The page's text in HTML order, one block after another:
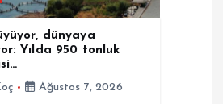
dünyaya
Yılda 950 tonluk
Ağustos 7, 2026